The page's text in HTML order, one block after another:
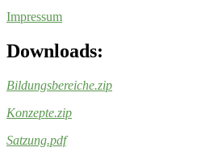
Impressum
Downloads:
Bildungsbereiche.zip
Konzepte.zip
Satzung.pdf